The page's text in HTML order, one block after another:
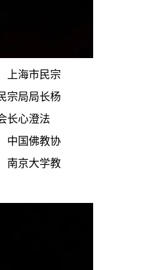
上海市民宗
宗局局长杨
长心澄法
中国佛教协
南京大学教